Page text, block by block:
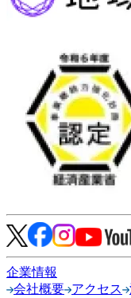
企業情報
会社概要 アクセス